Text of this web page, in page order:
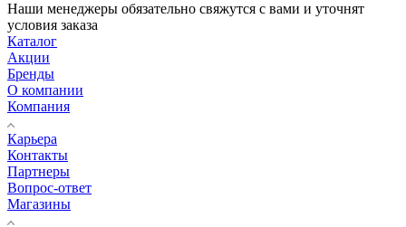
Наши менеджеры обязательно свяжутся с вами и уточнят
условия заказа
Каталог
Акции
Бренды
О компании
Компания
Карьера
Контакты
Партнеры
Вопрос-ответ
Магазины